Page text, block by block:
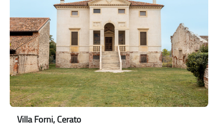
Villa Forni, Cerato